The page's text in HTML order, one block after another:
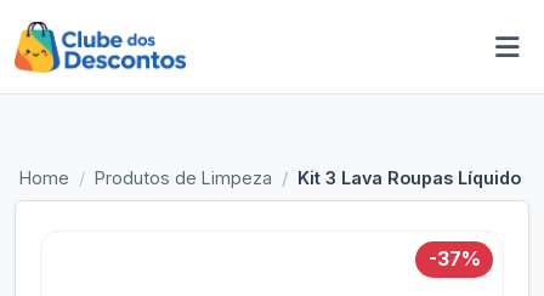
Home Produtos de Limpeza Kit 3 Lava Roupas Líquido
-37%